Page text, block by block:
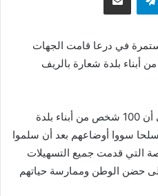
في درعا قامت الجهات
أبناء بلدة شعارة بالريف
وأشار مصدر صحفي في درعا إلى أن 100 شخص من أبناء بلدة
بمنطقة اللجاة بينهم 40 مسلحا سووا أوضاعهم بعد أن سلموا
التي قدمت جميع التسهيلات
حضن الوطن وممارسة حياتهم